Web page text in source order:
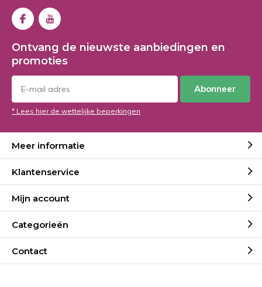
Ontvang de nieuwste aanbiedingen en
promoties
Abonneer
* Lees hier de wettelijke beperkingen
Meer informatie
Klantenservice
Mijn account
Categorieën
Contact